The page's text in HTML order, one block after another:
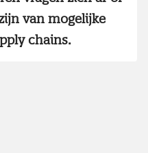
van mogelijke
chains.